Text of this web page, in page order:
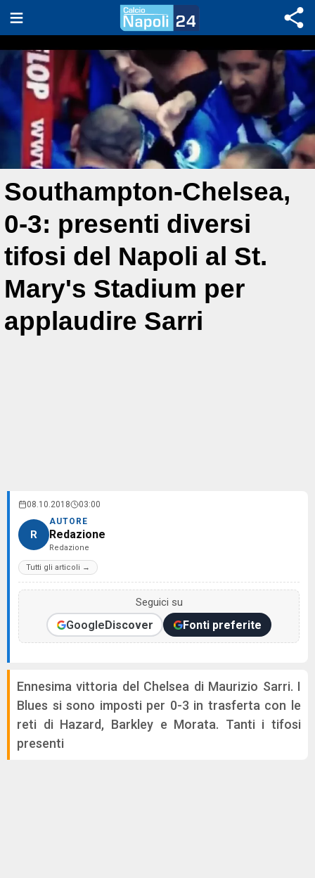
Southampton-Chelsea,
0-3: presenti diversi
tifosi del Napoli al St.
Mary's Stadium per
applaudire Sarri
08.10.2018 03:00
R
AUTORE
Redazione
Redazione
Tutti gli articoli →
Seguici su
GoogleDiscover Fonti preferite
Ennesima vittoria del Chelsea di Maurizio Sarri. I
Blues si sono imposti per 0-3 in trasferta con le
reti di Hazard, Barkley e Morata. Tanti i tifosi
presenti